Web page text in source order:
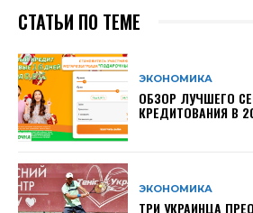
СТАТЬИ ПО ТЕМЕ
ЭКОНОМИКА
ОБЗОР ЛУЧШЕГО
КРЕДИТОВАНИЯ В
ЭКОНОМИКА
ТРИ УКРАИНЦА